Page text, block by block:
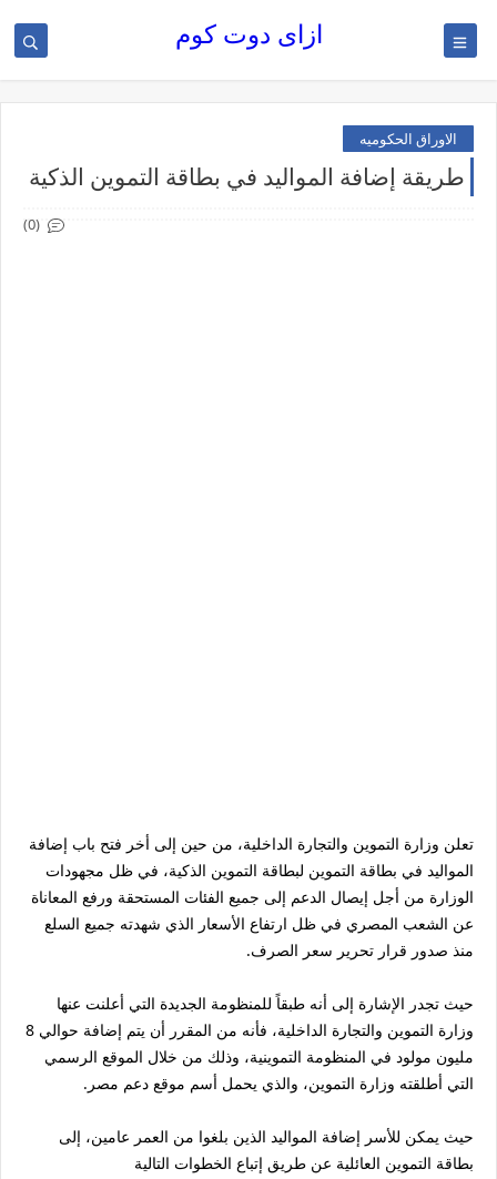
ازاى دوت كوم
الاوراق الحكوميه
طريقة إضافة المواليد في بطاقة التموين الذكية
(0)
تعلن وزارة التموين والتجارة الداخلية، من حين إلى أخر فتح باب إضافة
المواليد في بطاقة التموين لبطاقة التموين الذكية، في ظل مجهودات
الوزارة من أجل إيصال الدعم إلى جميع الفئات المستحقة ورفع المعاناة
عن الشعب المصري في ظل ارتفاع الأسعار الذي شهدته جميع السلع
منذ صدور قرار تحرير سعر الصرف.
حيث تجدر الإشارة إلى أنه طبقاً للمنظومة الجديدة التي أعلنت عنها
وزارة التموين والتجارة الداخلية، فأنه من المقرر أن يتم إضافة حوالي 8
مليون مولود في المنظومة التموينية، وذلك من خلال الموقع الرسمي
التي أطلقته وزارة التموين، والذي يحمل أسم موقع دعم مصر.
حيث يمكن للأسر إضافة المواليد الذين بلغوا من العمر عامين، إلى
بطاقة التموين العائلية عن طريق إتباع الخطوات التالية